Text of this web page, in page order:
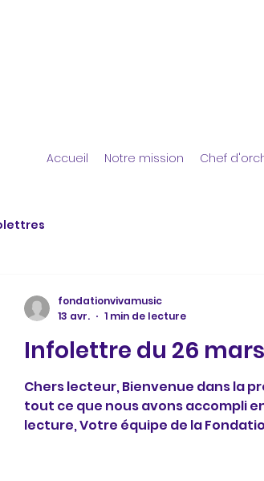
Accueil Notre mission Chef
Infolettre du 26
Chers lecteur, Bienvenue dans la
tout ce que nous avons accompli
lecture, Votre équipe de la
fondationvivamusic
13 avr.
1 min de lecture